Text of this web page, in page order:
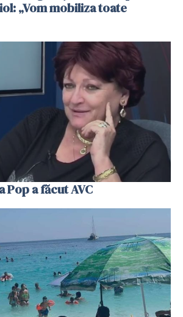
„Vom mobiliza toate
Pop a făcut AVC